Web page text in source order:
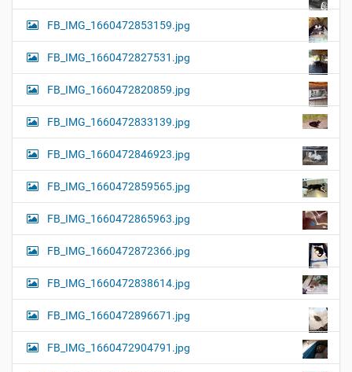
FB_IMG_1660472853159.jpg
FB_IMG_1660472827531.jpg
FB_IMG_1660472820859.jpg
FB_IMG_1660472833139.jpg
FB_IMG_1660472846923.jpg
FB_IMG_1660472859565.jpg
FB_IMG_1660472865963.jpg
FB_IMG_1660472872366.jpg
FB_IMG_1660472838614.jpg
FB_IMG_1660472896671.jpg
FB_IMG_1660472904791.jpg